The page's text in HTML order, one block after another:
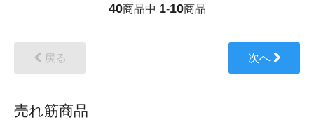
40商品中 1-10商品
戻る 次へ
売れ筋商品